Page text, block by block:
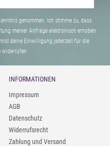
genommen. Ich stimme zu, dass
meiner Anfrage elektronisch erhoben
deine Einwilligung jederzeit für die
widerrufen
INFORMATIONEN
Impressum
AGB
Datenschutz
Widerrufsrecht
Zahlung und Versand